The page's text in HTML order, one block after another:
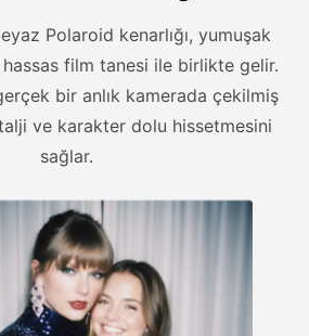
Polaroid kenarlığı, yumuşak
film tanesi ile birlikte gelir.
bir anlık kamerada çekilmiş
ve karakter dolu hissetmesini
sağlar.